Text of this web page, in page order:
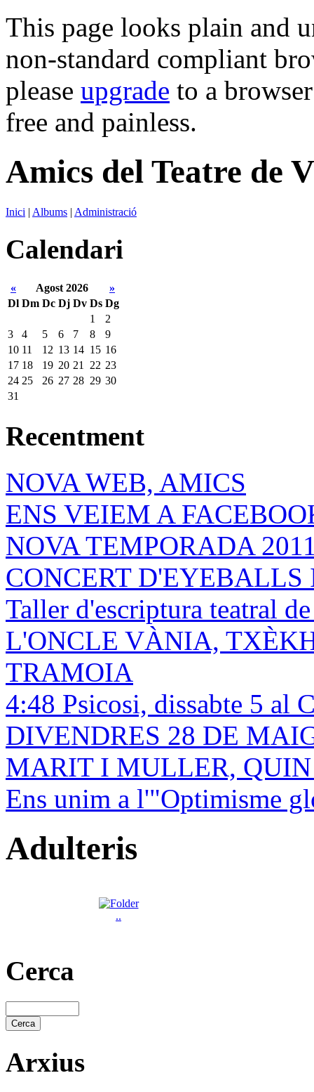
This page looks plain and
non-standard compliant
please upgrade to a
free and painless.
Amics del Teatre de
Inici | Albums | Administració
Calendari
« Agost 2026
»
Dl Dm Dc Dj Dv Ds Dg
1
2
3
4 5 6 7 8
9
10 11 12 13 14 15 16
17 18 19 20 21 22 23
24 25 26 27 28 29 30
31
Recentment
NOVA WEB, AMICS
ENS VEIEM A
NOVA TEMPORADA
CONCERT D'EYEBALLS
Taller d'escriptura teatral
L'ONCLE VÀNIA,
TRAMOIA
4:48 Psicosi, dissabte 5 al
DIVENDRES 28 DE
MARIT I MULLER,
Ens unim a l'"Optimisme
Adulteris
..
Cerca
Arxius